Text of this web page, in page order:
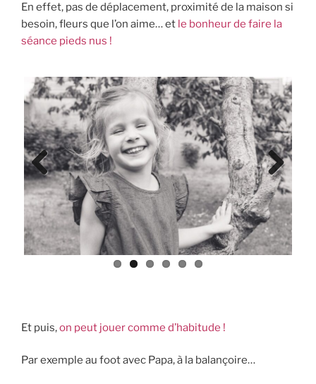
En effet, pas de déplacement, proximité de la maison si
besoin, fleurs que l’on aime… et le bonheur de faire la
séance pieds nus !
Previ
ous
Next
Et puis,on peut jouer comme d’habitude !
Par exemple au foot avec Papa, à la balançoire…